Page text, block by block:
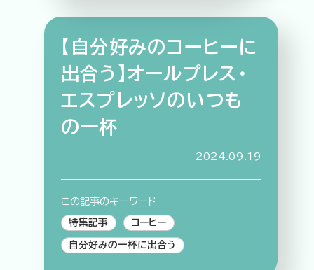
特集記事 連載 アサヒの人 歴史
夏のビール特集2025 ビール
お酒との付き合い方 ウイスキー
大阪・関西万博
スマホ写真
【自分好みのコーヒーに
出合う】オールプレス・
エスプレッソのいつも
の一杯
2024.09.19
この記事のキーワード
特集記事 コーヒー
自分好みの一杯に出合う